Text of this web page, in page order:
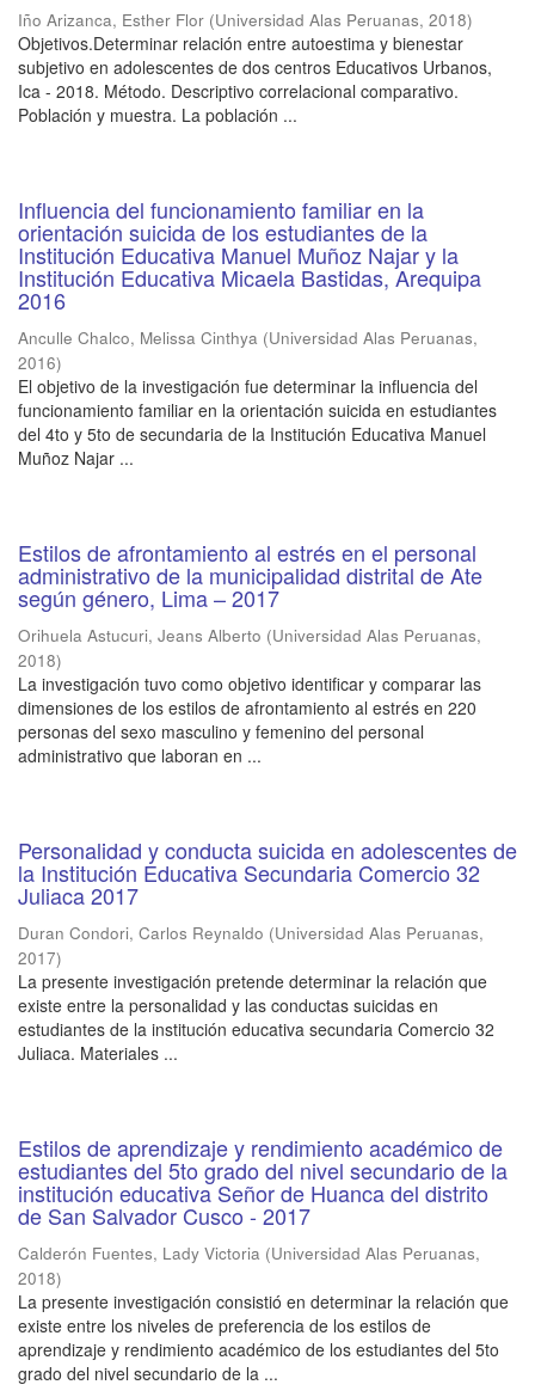
Iño Arizanca, Esther Flor (Universidad Alas Peruanas, 2018)
Objetivos.Determinar relación entre autoestima y bienestar
subjetivo en adolescentes de dos centros Educativos Urbanos,
Ica - 2018. Método. Descriptivo correlacional comparativo.
Población y muestra. La población ...
Influencia del funcionamiento familiar en la
orientación suicida de los estudiantes de la
Institución Educativa Manuel Muñoz Najar y la
Institución Educativa Micaela Bastidas, Arequipa
2016
Anculle Chalco, Melissa Cinthya (Universidad Alas Peruanas,
2016)
El objetivo de la investigación fue determinar la influencia del
funcionamiento familiar en la orientación suicida en estudiantes
del 4to y 5to de secundaria de la Institución Educativa Manuel
Muñoz Najar ...
Estilos de afrontamiento al estrés en el personal
administrativo de la municipalidad distrital de Ate
según género, Lima – 2017
Orihuela Astucuri, Jeans Alberto (Universidad Alas Peruanas,
2018)
La investigación tuvo como objetivo identificar y comparar las
dimensiones de los estilos de afrontamiento al estrés en 220
personas del sexo masculino y femenino del personal
administrativo que laboran en ...
Personalidad y conducta suicida en adolescentes de
la Institución Educativa Secundaria Comercio 32
Juliaca 2017
Duran Condori, Carlos Reynaldo (Universidad Alas Peruanas,
2017)
La presente investigación pretende determinar la relación que
existe entre la personalidad y las conductas suicidas en
estudiantes de la institución educativa secundaria Comercio 32
Juliaca. Materiales ...
Estilos de aprendizaje y rendimiento académico de
estudiantes del 5to grado del nivel secundario de la
institución educativa Señor de Huanca del distrito
de San Salvador Cusco - 2017
Calderón Fuentes, Lady Victoria (Universidad Alas Peruanas,
2018)
La presente investigación consistió en determinar la relación que
existe entre los niveles de preferencia de los estilos de
aprendizaje y rendimiento académico de los estudiantes del 5to
grado del nivel secundario de la ...